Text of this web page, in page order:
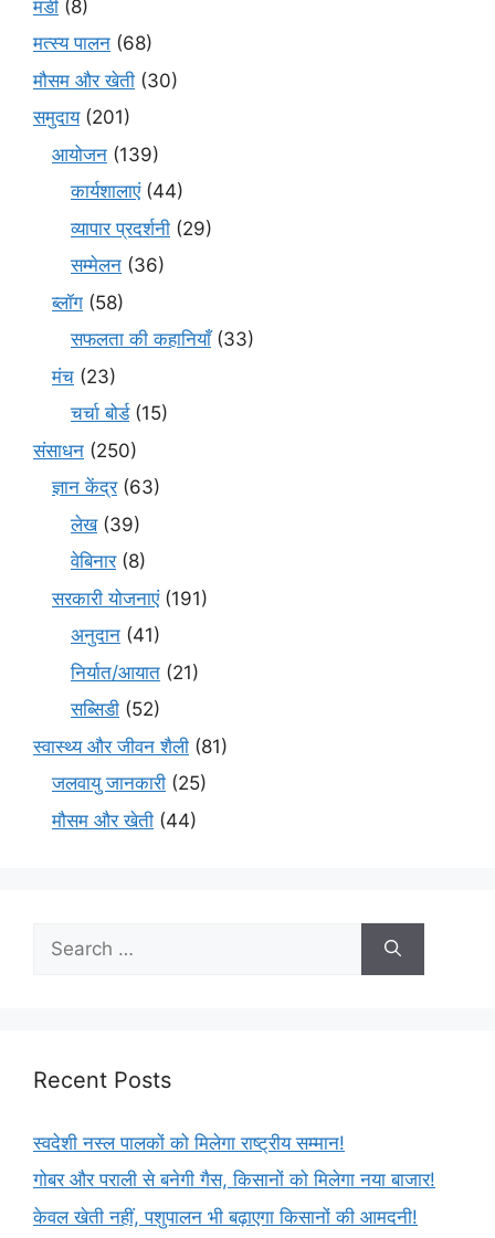
मंडी (8)
मत्स्य पालन (68)
मौसम और खेती (30)
समुदाय(201)
आयोजन (139)
कार्यशालाएं(44)
व्यापार प्रदर्शनी (29)
सम्मेलन (36)
ब्लॉग (58)
सफलता की कहानियाँ(33)
मंच (23)
चर्चा बोर्ड(15)
संसाधन (250)
ज्ञान केंद्र(63)
लेख(39)
वेबिनार(8)
सरकारी योजनाएं(191)
अनुदान (41)
निर्यात/आयात (21)
सब्सिडी (52)
स्वास्थ्य और जीवन शैली (81)
जलवायु जानकारी (25)
मौसम और खेती (44)
Recent Posts
स्वदेशी नस्ल पालकों को मिलेगा राष्ट्रीय सम्मान!
गोबर और पराली से बनेगी गैस, किसानों को मिलेगा नया बाजार!
केवल खेती नहीं, पशुपालन भी बढ़ाएगा किसानों की आमदनी!